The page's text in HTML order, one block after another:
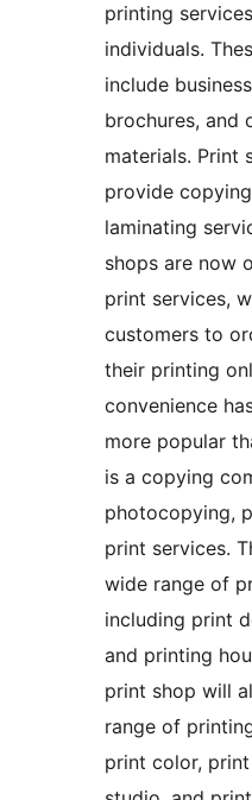
printing
individuals.
include
brochures, and
materials. Print
provide
laminating
shops are now
print services,
customers to
their printing
convenience
more popular
is a copying
photocopying,
print services.
wide range of
including print
and printing
print shop will
range of
print color,